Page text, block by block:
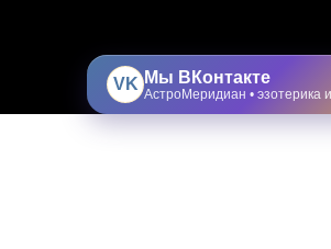
VK Мы ВКонтакте
АстроМеридиан • эзотерика